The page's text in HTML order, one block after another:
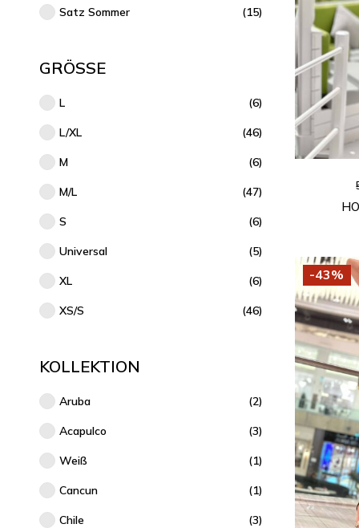
-43%
Satz Sommer (15)
GRÖSSE
L (6)
L/XL (46)
M (6)
M/L (47)
S (6)
Universal (5)
XL (6)
XS/S (46)
KOLLEKTION
Aruba (2)
Acapulco (3)
Weiß (1)
Cancun (1)
Chile (3)